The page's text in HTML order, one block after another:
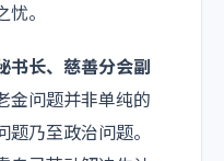
。
长、慈善分会副
金问题并非单纯的
乃至政治问题。